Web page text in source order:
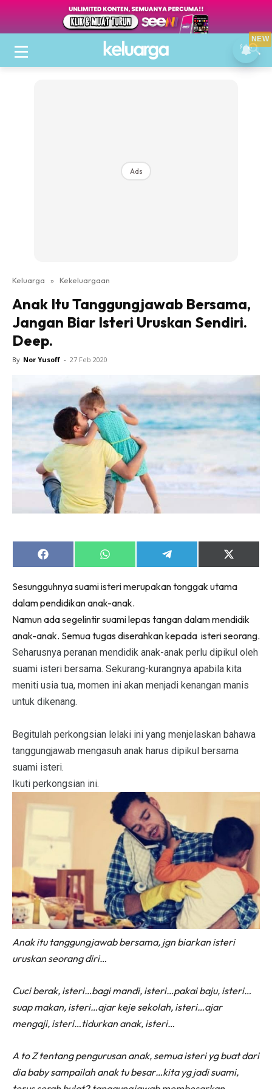
Ads
Keluarga » Kekeluargaan
Anak Itu Tanggungjawab Bersama,
Jangan Biar Isteri Uruskan Sendiri.
Deep.
By Nor Yusoff - 27 Feb 2020
Share
on
Share
on
Share
on
Share
on
(Twitter)
Sesungguhnya suami isteri merupakan tonggak utama
dalam pendidikan anak-anak.
Namun ada segelintir suami lepas tangan dalam mendidik
anak-anak. Semua tugas diserahkan kepada isteri seorang.
Seharusnya peranan mendidik anak-anak perlu dipikul oleh
suami isteri bersama. Sekurang-kurangnya apabila kita
meniti usia tua, momen ini akan menjadi kenangan manis
untuk dikenang.
Begitulah perkongsian lelaki ini yang menjelaskan bahawa
tanggungjawab mengasuh anak harus dipikul bersama
suami isteri.
Ikuti perkongsian ini.
Anak itu tanggungjawab bersama, jgn biarkan isteri
uruskan seorang diri…
Cuci berak, isteri…bagi mandi, isteri…pakai baju, isteri…
suap makan, isteri…ajar keje sekolah, isteri…ajar
mengaji, isteri…tidurkan anak, isteri…
A to Z tentang pengurusan anak, semua isteri yg buat dari
dia baby sampailah anak tu besar…kita yg jadi suami,
NEW